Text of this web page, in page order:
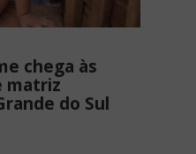
chega às
matriz
do Sul